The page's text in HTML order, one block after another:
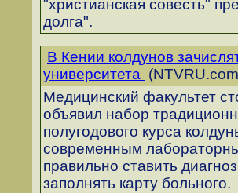
"христианская совесть"
долга".
В Кении колдунов
университета
Медицинский факультет
объявил набор
полугодового курса
современным
правильно ставить
заполнять карту больного.